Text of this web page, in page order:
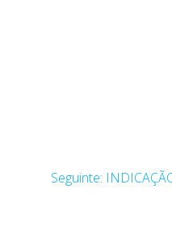
Seguinte: Post